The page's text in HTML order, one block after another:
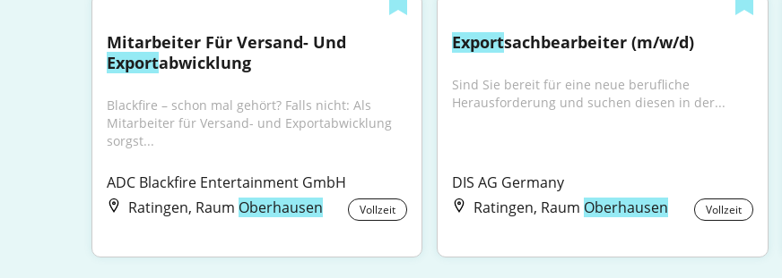
Exportabwicklung
Blackfire – schon mal gehört? Falls nicht: Als
Mitarbeiter für Versand- und Exportabwicklung
sorgst...
ADC Blackfire Entertainment GmbH
Ratingen, Raum Oberhausen Vollzeit
Exportsachbearbeiter (m/w/d)
Sind Sie bereit für eine neue berufliche
Herausforderung und suchen diesen in der...
DIS AG Germany
Ratingen, Raum Oberhausen Vollzeit